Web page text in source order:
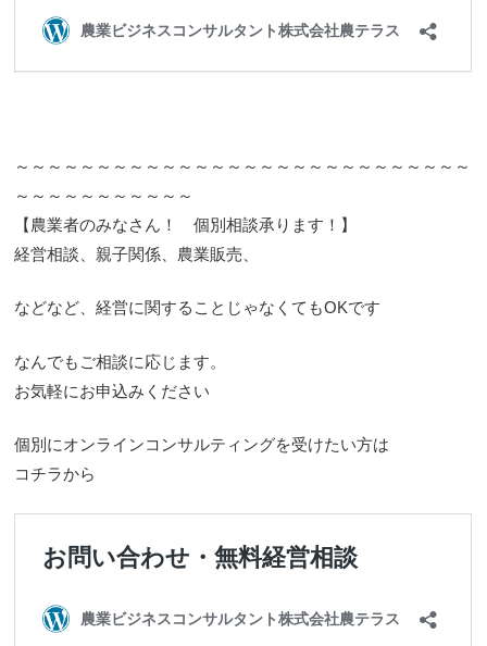
～～～～～～～～～～～～～～～～～～～～～～～～～～～～
～～～～～～～～～～～
【農業者のみなさん！ 個別相談承ります！】
経営相談、親子関係、農業販売、
などなど、経営に関することじゃなくてもOKです
なんでもご相談に応じます。
お気軽にお申込みください
個別にオンラインコンサルティングを受けたい方は
コチラから